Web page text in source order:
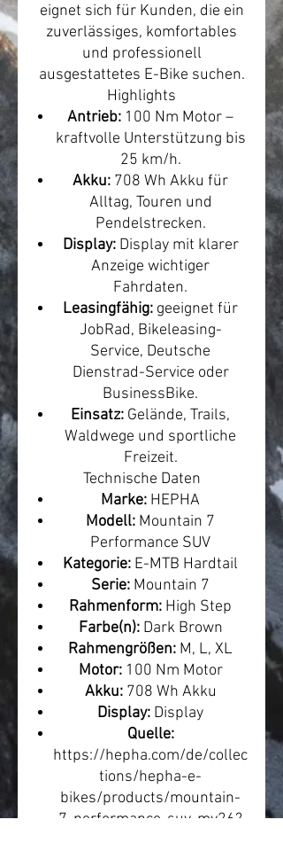
eignet sich für Kunden, die ein
zuverlässiges, komfortables
und professionell
ausgestattetes E-Bike suchen.
Highlights
Antrieb: 100 Nm Motor –
kraftvolle Unterstützung bis
25 km/h.
Akku: 708 Wh Akku für
Alltag, Touren und
Pendelstrecken.
Display:Display mit klarer
Anzeige wichtiger
Fahrdaten.
Leasingfähig: geeignet für
JobRad, Bikeleasing-
Service, Deutsche
Dienstrad-Service oder
BusinessBike.
Einsatz: Gelände, Trails,
Waldwege und sportliche
Freizeit.
Technische Daten
Marke: HEPHA
Modell: Mountain 7
Performance SUV
Kategorie: E-MTB Hardtail
Serie: Mountain 7
Rahmenform: High Step
Farbe(n):Dark Brown
Rahmengrößen: M, L, XL
Motor:100 Nm Motor
Akku:708 Wh Akku
Display: Display
Quelle:
https://hepha.com/de/collec
tions/hepha-e-
bikes/products/mountain-
7-performance-suv-my26?